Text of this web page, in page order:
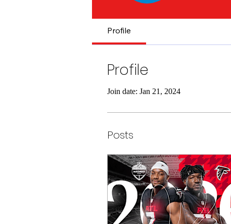
Profile
Profile
Join date: Jan 21, 2024
Posts